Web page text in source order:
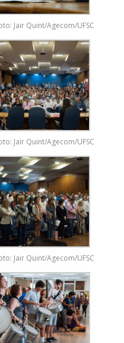
Jair Quint/Agecom/UFSC
Jair Quint/Agecom/UFSC
Jair Quint/Agecom/UFSC